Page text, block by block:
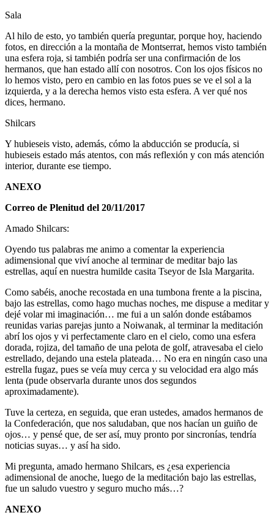
Sala
Al hilo de esto, yo también quería preguntar, porque hoy, haciendo
fotos, en dirección a la montaña de Montserrat, hemos visto también
una esfera roja, si también podría ser una confirmación de los
hermanos, que han estado allí con nosotros. Con los ojos físicos no
lo hemos visto, pero en cambio en las fotos pues se ve el sol a la
izquierda, y a la derecha hemos visto esta esfera. A ver qué nos
dices, hermano.
Shilcars
Y hubieseis visto, además, cómo la abducción se producía, si
hubieseis estado más atentos, con más reflexión y con más atención
interior, durante ese tiempo.
ANEXO
Correo de Plenitud del 20/11/2017
Amado Shilcars:
Oyendo tus palabras me animo a comentar la experiencia
adimensional que viví anoche al terminar de meditar bajo las
estrellas, aquí en nuestra humilde casita Tseyor de Isla Margarita.
Como sabéis, anoche recostada en una tumbona frente a la piscina,
bajo las estrellas, como hago muchas noches, me dispuse a meditar y
dejé volar mi imaginación… me fui a un salón donde estábamos
reunidas varias parejas junto a Noiwanak, al terminar la meditación
abrí los ojos y vi perfectamente claro en el cielo, como una esfera
dorada, rojiza, del tamaño de una pelota de golf, atravesaba el cielo
estrellado, dejando una estela plateada… No era en ningún caso una
estrella fugaz, pues se veía muy cerca y su velocidad era algo más
lenta (pude observarla durante unos dos segundos
aproximadamente).
Tuve la certeza, en seguida, que eran ustedes, amados hermanos de
la Confederación, que nos saludaban, que nos hacían un guiño de
ojos… y pensé que, de ser así, muy pronto por sincronías, tendría
noticias suyas… y así ha sido.
Mi pregunta, amado hermano Shilcars, es ¿esa experiencia
adimensional de anoche, luego de la meditación bajo las estrellas,
fue un saludo vuestro y seguro mucho más…?
ANEXO